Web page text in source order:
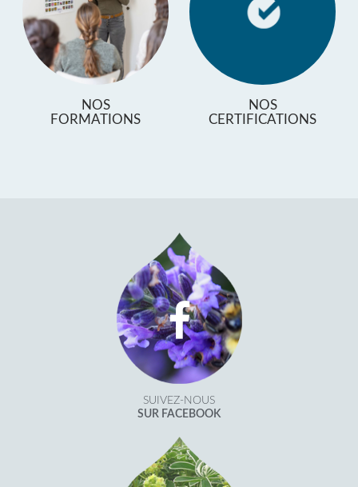
NOS
FORMATIONS
NOS
CERTIFICATIONS
SUIVEZ-NOUS
SUR FACEBOOK